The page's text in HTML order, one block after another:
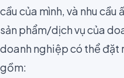
cầu của mình, và nhu
sản phẩm/dịch vụ của
doanh nghiệp có thể đặt
gồm: